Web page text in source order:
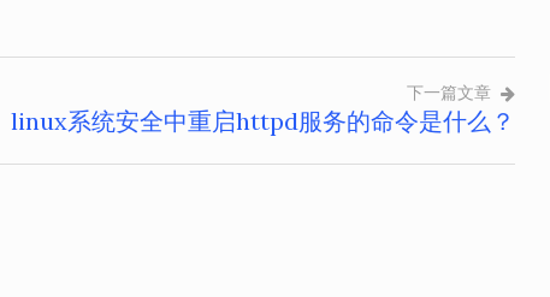
下一篇文章
linux系统安全中重启httpd服务的命令是什么？